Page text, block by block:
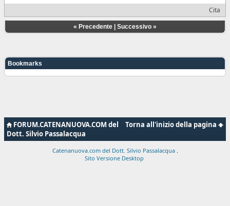
Cita
« Precedente Successivo »
Bookmarks
Torna all'inizio della pagina
FORUM.CATENANUOVA.COM del
Dott. Silvio Passalacqua
Catenanuova.com del Dott. Silvio Passalacqua
Sito Versione Desktop